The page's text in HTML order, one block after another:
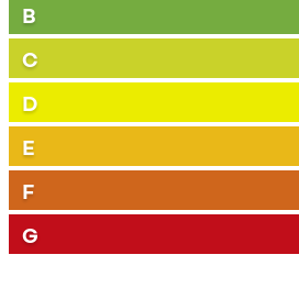
B
C
D
E
F
G